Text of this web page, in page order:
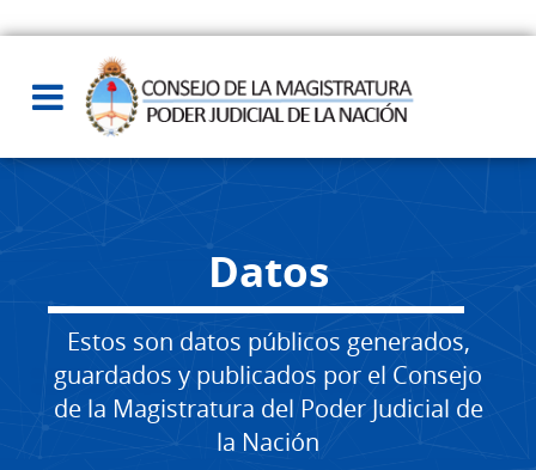
Datos
Estos son datos públicos generados,
guardados y publicados por el Consejo
de la Magistratura del Poder Judicial de
la Nación